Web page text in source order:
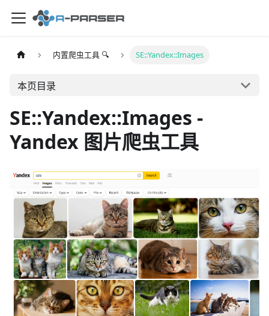
内置爬虫工具 🔍 SE::Yandex::Images
本页目录
SE::Yandex::Images -
Yandex 图片爬虫工具